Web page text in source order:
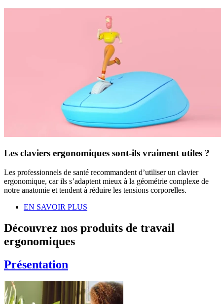
Les claviers ergonomiques sont-ils vraiment utiles ?
Les professionnels de santé recommandent d’utiliser un clavier
ergonomique, car ils s’adaptent mieux à la géométrie complexe de
notre anatomie et tendent à réduire les tensions corporelles.
EN SAVOIR PLUS
Découvrez nos produits de travail
ergonomiques
Présentation